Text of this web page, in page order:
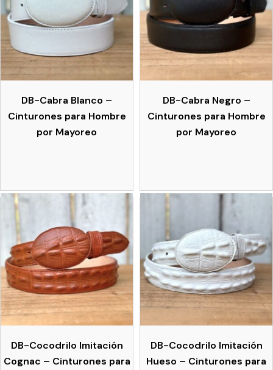
DB-Cabra Blanco –
Cinturones para Hombre
por Mayoreo
DB-Cabra Negro –
Cinturones para Hombre
por Mayoreo
DB-Cocodrilo Imitación
Cognac – Cinturones para
DB-Cocodrilo Imitación
Hueso – Cinturones para